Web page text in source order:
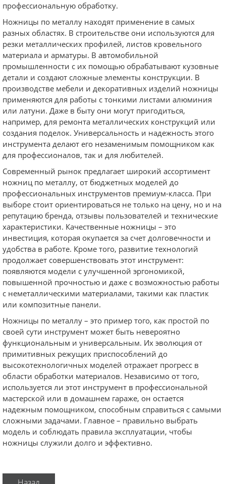
профессиональную обработку.
Ножницы по металлу находят применение в самых
разных областях. В строительстве они используются для
резки металлических профилей, листов кровельного
материала и арматуры. В автомобильной
промышленности с их помощью обрабатывают кузовные
детали и создают сложные элементы конструкции. В
производстве мебели и декоративных изделий ножницы
применяются для работы с тонкими листами алюминия
или латуни. Даже в быту они могут пригодиться,
например, для ремонта металлических конструкций или
создания поделок. Универсальность и надежность этого
инструмента делают его незаменимым помощником как
для профессионалов, так и для любителей.
Современный рынок предлагает широкий ассортимент
ножниц по металлу, от бюджетных моделей до
профессиональных инструментов премиум-класса. При
выборе стоит ориентироваться не только на цену, но и на
репутацию бренда, отзывы пользователей и технические
характеристики. Качественные ножницы – это
инвестиция, которая окупается за счет долговечности и
удобства в работе. Кроме того, развитие технологий
продолжает совершенствовать этот инструмент:
появляются модели с улучшенной эргономикой,
повышенной прочностью и даже с возможностью работы
с неметаллическими материалами, такими как пластик
или композитные панели.
Ножницы по металлу – это пример того, как простой по
своей сути инструмент может быть невероятно
функциональным и универсальным. Их эволюция от
примитивных режущих приспособлений до
высокотехнологичных моделей отражает прогресс в
области обработки материалов. Независимо от того,
используется ли этот инструмент в профессиональной
мастерской или в домашнем гараже, он остается
надежным помощником, способным справиться с самыми
сложными задачами. Главное – правильно выбрать
модель и соблюдать правила эксплуатации, чтобы
ножницы служили долго и эффективно.